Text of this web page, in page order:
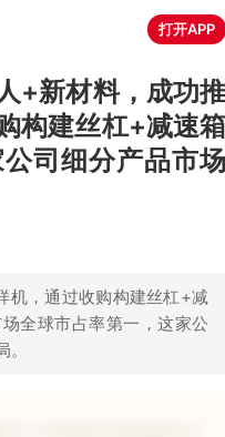
打开APP
+新材料，成功推
构建丝杠+减速箱
司细分产品市场
机，通过收购构建丝杠+减
全球市占率第一，这家公